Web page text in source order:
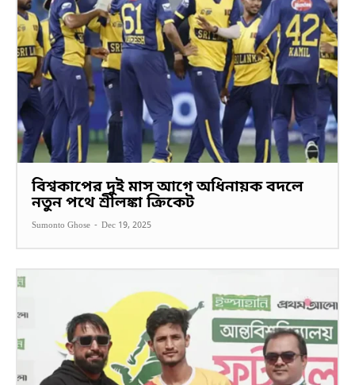
বিশ্বকাপের দুই মাস আগে অধিনায়ক বদলে
নতুন পথে শ্রীলঙ্কা ক্রিকেট
Sumonto Ghose - Dec 19, 2025